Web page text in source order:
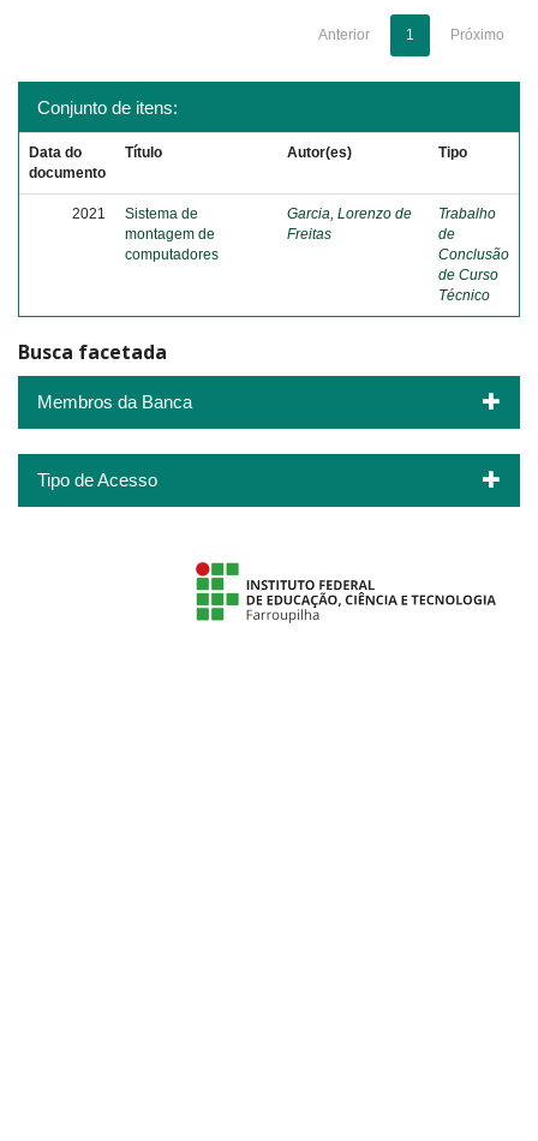
Anterior 1 Próximo
Conjunto de itens:
Data do
documento
Título Autor(es) Tipo
2021
Sistema de
montagem de
computadores
Garcia, Lorenzo de
Freitas
Trabalho
de
Conclusão
de Curso
Técnico
Busca facetada
Membros da Banca
Tipo de Acesso